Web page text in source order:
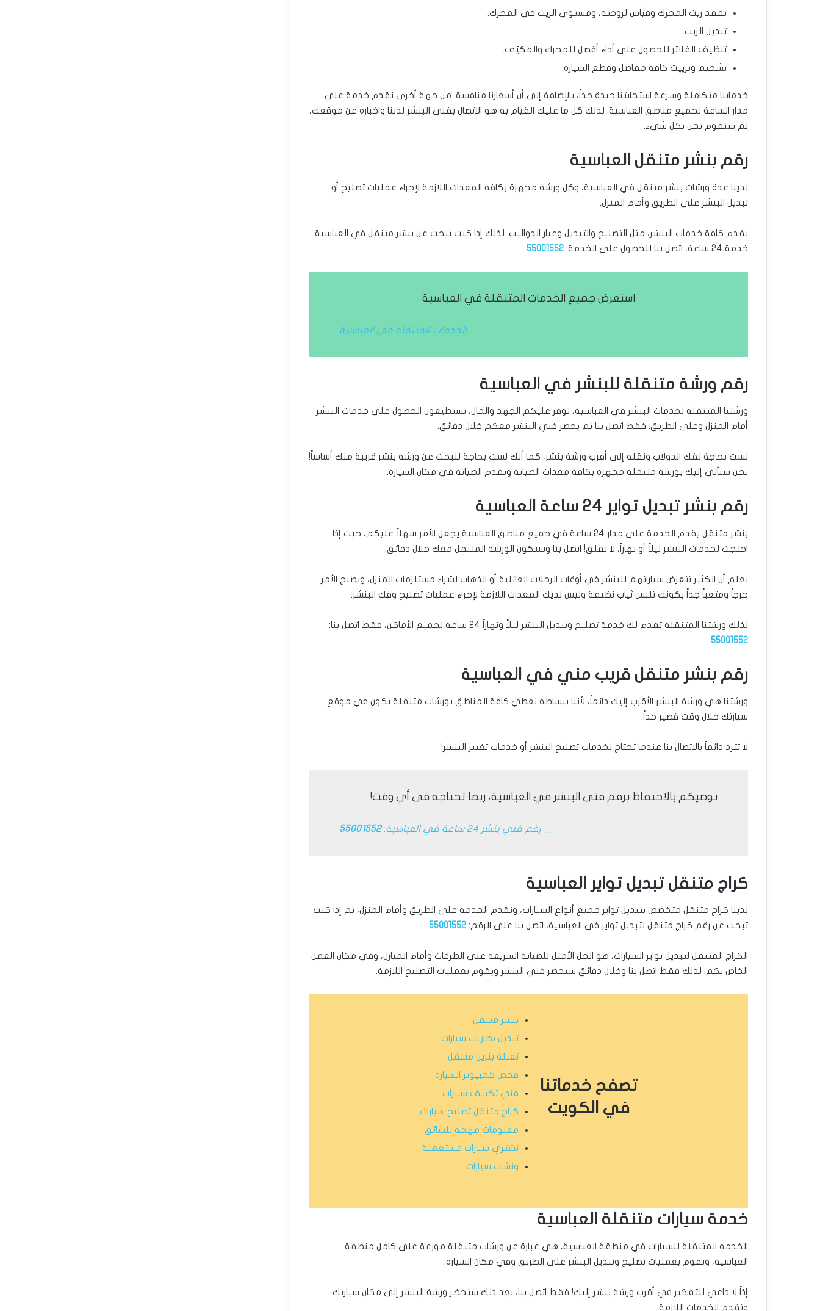
تفقد زيت المحرك وقياس لزوجته، ومستوى الزيت في المحرك.
تبديل الزيت.
تنظيف الفلاتر للحصول على أداء أفضل للمحرك والمكيّف.
تشحيم وتزييت كافة مفاصل وقطع السيارة.
خدماتنا متكاملة وسرعة استجابتنا جيدة جداً، بالإضافة إلى أن أسعارنا منافسة. من جهة أخرى نقدم خدمة على
مدار الساعة لجميع مناطق العباسية. لذلك كل ما عليك القيام به هو الاتصال بفني البنشر لدينا واخباره عن موقعك،
ثم سنقوم نحن بكل شيء.
رقم بنشر متنقل العباسية
لدينا عدة ورشات بنشر متنقل في العباسية، وكل ورشة مجهزة بكافة المعدات اللازمة لإجراء عمليات تصليح أو
تبديل البنشر على الطريق وأمام المنزل.
نقدم كافة خدمات البنشر، مثل التصليح والتبديل وعيار الدواليب. لذلك إذا كنت تبحث عن بنشر متنقل في العباسية
خدمة 24 ساعة، اتصل بنا للحصول على الخدمة:
55001552
استعرض جميع الخدمات المتنقلة في العباسية
الخدمات المتنقلة في العباسية
رقم ورشة متنقلة للبنشر في العباسية
ورشتنا المتنقلة لخدمات البنشر في العباسية، توفر عليكم الجهد والمال، تستطيعون الحصول على خدمات البنشر
أمام المنزل وعلى الطريق. فقط اتصل بنا ثم يحضر فني البنشر معكم خلال دقائق.
لست بحاجة لفك الدولاب ونقله إلى أقرب ورشة بنشر، كما أنك لست بحاجة للبحث عن ورشة بنشر قريبة منك أساساً!
نحن سنأتي إليك بورشة متنقلة مجهزة بكافة معدات الصيانة ونقدم الصيانة في مكان السيارة.
رقم بنشر تبديل تواير 24 ساعة العباسية
بنشر متنقل يقدم الخدمة على مدار 24 ساعة في جميع مناطق العباسية يجعل الأمر سهلاً عليكم، حيث إذا
احتجت لخدمات البنشر ليلاً أو نهاراً، لا تقلق! اتصل بنا وستكون الورشة المتنقل معك خلال دقائق.
نعلم أن الكثير تتعرض سياراتهم للبنشر في أوقات الرحلات العائلية أو الذهاب لشراء مستلزمات المنزل، ويصبح الأمر
حرجاً ومتعباً جداً بكونك تلبس ثياب نظيفة وليس لديك المعدات اللازمة لإجراء عمليات تصليح وفك البنشر.
لذلك ورشتنا المتنقلة تقدم لك خدمة تصليح وتبديل البنشر ليلاً ونهاراً 24 ساعة لجميع الأماكن، فقط اتصل بنا:
55001552
رقم بنشر متنقل قريب مني في العباسية
ورشتنا هي ورشة البنشر الأقرب إليك دائماً، لأننا ببساطة نغطي كافة المناطق بورشات متنقلة تكون في موقع
سيارتك خلال وقت قصير جداً.
لا تترد دائماً بالاتصال بنا عندما تحتاج لخدمات تصليح البنشر أو خدمات تغيير البنشر!
نوصيكم بالاحتفاظ برقم فني البنشر في العباسية، ربما تحتاجه في أي وقت!
__ رقم فني بنشر 24 ساعة في العباسية: 55001552
كراج متنقل تبديل تواير العباسية
لدينا كراج متنقل متخصص بتبديل تواير جميع أنواع السيارات، ونقدم الخدمة على الطريق وأمام المنزل، ثم إذا كنت
تبحث عن رقم كراج متنقل لتبديل تواير في العباسية، اتصل بنا على الرقم: 55001552
الكراج المتنقل لتبديل تواير السيارات، هو الحل الأمثل للصيانة السريعة على الطرقات وأمام المنازل، وفي مكان العمل
الخاص بكم. لذلك فقط اتصل بنا وخلال دقائق سيحضر فني البنشر ويقوم بعمليات التصليح اللازمة.
تصفح خدماتنا
في الكويت
بنشر متنقل
تبديل بطاريات سيارات
تعبئة بنزين متنقل
فحص كمبيوتر السيارة
فني تكييف سيارات
كراج متنقل تصليح سيارات
معلومات مهمة للسائق
نشتري سيارات مستعملة
ونشات سيارات
خدمة سيارات متنقلة العباسية
الخدمة المتنقلة للسيارات في منطقة العباسية، هي عبارة عن ورشات متنقلة موزعة على كامل منطقة
العباسية، وتقوم بعمليات تصليح وتبديل البنشر على الطريق وفي مكان السيارة.
إذاً لا داعي للتفكير في أقرب ورشة بنشر إليك! فقط اتصل بنا، بعد ذلك ستحضر ورشة البنشر إلى مكان سيارتك
وتقدم الخدمات اللازمة.